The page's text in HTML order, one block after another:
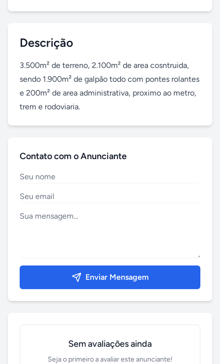
Descrição
3.500m² de terreno, 2.100m² de area cosntruida,
sendo 1.900m² de galpão todo com pontes rolantes
e 200m² de area administrativa, proximo ao metro,
trem e rodoviaria.
Contato com o Anunciante
Enviar Mensagem
Sem avaliações ainda
Seja o primeiro a avaliar este anunciante!